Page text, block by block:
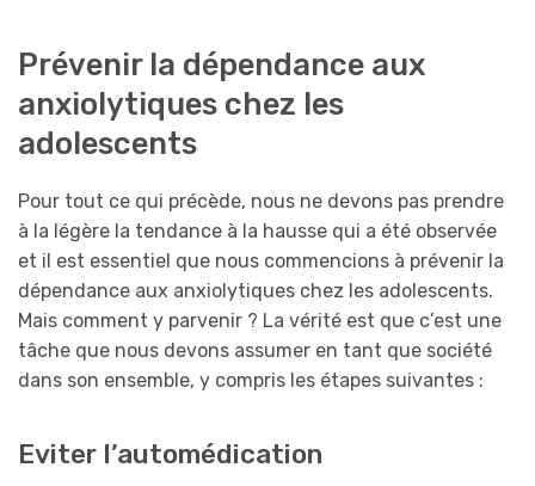
Prévenir la dépendance aux
anxiolytiques chez les
adolescents
Pour tout ce qui précède, nous ne devons pas prendre
à la légère la tendance à la hausse qui a été observée
et il est essentiel que nous commencions à prévenir la
dépendance aux anxiolytiques chez les adolescents.
Mais comment y parvenir ? La vérité est que c’est une
tâche que nous devons assumer en tant que société
dans son ensemble, y compris les étapes suivantes :
Eviter l’automédication